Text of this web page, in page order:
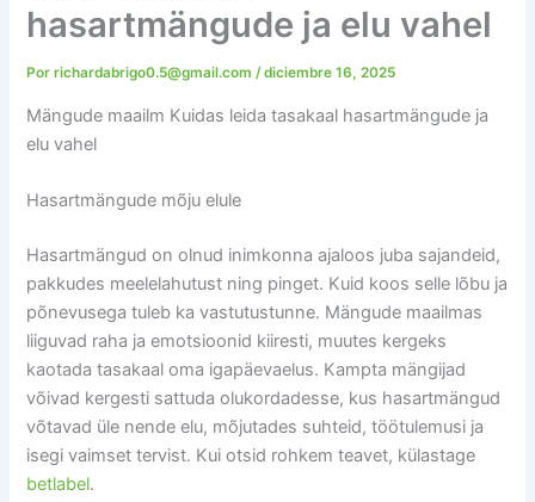
hasartmängude ja elu vahel
Porrichardabrigo0.5@gmail.com/diciembre 16, 2025
Mängude maailm Kuidas leida tasakaal hasartmängude ja
elu vahel
Hasartmängude mõju elule
Hasartmängud on olnud inimkonna ajaloos juba sajandeid,
pakkudes meelelahutust ning pinget. Kuid koos selle lõbu ja
põnevusega tuleb ka vastutustunne. Mängude maailmas
liiguvad raha ja emotsioonid kiiresti, muutes kergeks
kaotada tasakaal oma igapäevaelus. Kampta mängijad
võivad kergesti sattuda olukordadesse, kus hasartmängud
võtavad üle nende elu, mõjutades suhteid, töötulemusi ja
isegi vaimset tervist. Kui otsid rohkem teavet, külastage
betlabel.